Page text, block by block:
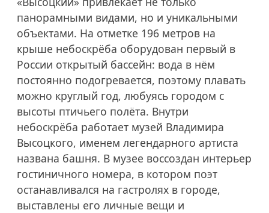
панорамными видами, но и уникальными
объектами. На отметке 196 метров на
крыше небоскрёба оборудован первый в
России открытый бассейн: вода в нём
постоянно подогревается, поэтому плавать
можно круглый год, любуясь городом с
высоты птичьего полёта. Внутри
небоскрёба работает музей Владимира
Высоцкого, именем легендарного артиста
названа башня. В музее воссоздан интерьер
гостиничного номера, в котором поэт
останавливался на гастролях в городе,
выставлены его личные вещи и